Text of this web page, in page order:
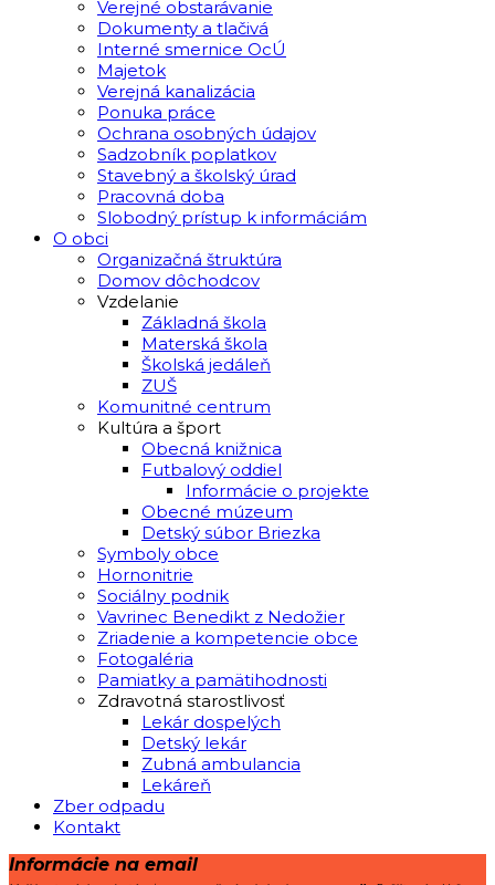
Verejné obstarávanie
Dokumenty a tlačivá
Interné smernice OcÚ
Majetok
Verejná kanalizácia
Ponuka práce
Ochrana osobných údajov
Sadzobník poplatkov
Stavebný a školský úrad
Pracovná doba
Slobodný prístup k informáciám
O obci
Organizačná štruktúra
Domov dôchodcov
Vzdelanie
Základná škola
Materská škola
Školská jedáleň
ZUŠ
Komunitné centrum
Kultúra a šport
Obecná knižnica
Futbalový oddiel
Informácie o projekte
Obecné múzeum
Detský súbor Briezka
Symboly obce
Hornonitrie
Sociálny podnik
Vavrinec Benedikt z Nedožier
Zriadenie a kompetencie obce
Fotogaléria
Pamiatky a pamätihodnosti
Zdravotná starostlivosť
Lekár dospelých
Detský lekár
Zubná ambulancia
Lekáreň
Zber odpadu
Kontakt
Informácie na email